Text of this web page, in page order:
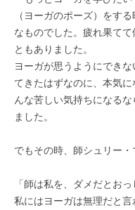
（ヨーガのポーズ）をす
なものでした。疲れ果て
ともありました。
ヨーガが思うようにでき
てきたはずなのに、本気
んな苦しい気持ちになる
ました。
でもその時、師シュリー・
「師は私を、ダメだとお
私にはヨーガは無理だと